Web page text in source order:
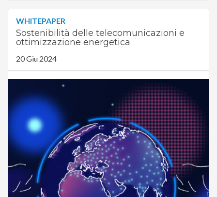
WHITEPAPER
Sostenibilità delle telecomunicazioni e
ottimizzazione energetica
20 Giu 2024